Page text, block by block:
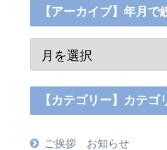
【アーカイブ】年月で
【カテゴリー】カテゴ
ご挨拶 お知らせ